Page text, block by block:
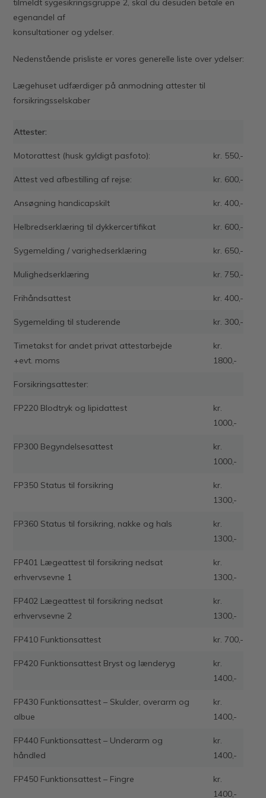
tilmeldt sygesikringsgruppe 2, skal du desuden betale en
egenandel af
konsultationer og ydelser.
Nedenstående prisliste er vores generelle liste over ydelser:
Lægehuset udfærdiger på anmodning attester til
forsikringsselskaber
Attester:
Motorattest (husk gyldigt pasfoto): kr. 550,-
Attest ved afbestilling af rejse: kr. 600,-
Ansøgning handicapskilt kr. 400,-
Helbredserklæring til dykkercertifikat kr. 600,-
Sygemelding / varighedserklæring kr. 650,-
Mulighedserklæring kr. 750,-
Frihåndsattest kr. 400,-
Sygemelding til studerende kr. 300,-
Timetakst for andet privat attestarbejde
+evt. moms
kr.
1800,-
Forsikringsattester:
FP220 Blodtryk og lipidattest
kr.
1000,-
FP300 Begyndelsesattest
kr.
1000,-
FP350 Status til forsikring
kr.
1300,-
FP360 Status til forsikring, nakke og hals
kr.
1300,-
FP401 Lægeattest til forsikring nedsat
erhvervsevne 1
kr.
1300,-
FP402 Lægeattest til forsikring nedsat
erhvervsevne 2
kr.
1300,-
FP410 Funktionsattest kr. 700,-
FP420 Funktionsattest Bryst og lænderyg
kr.
1400,-
FP430 Funktionsattest – Skulder, overarm og
albue
kr.
1400,-
FP440 Funktionsattest – Underarm og
håndled
kr.
1400,-
FP450 Funktionsattest – Fingre
kr.
1400,-